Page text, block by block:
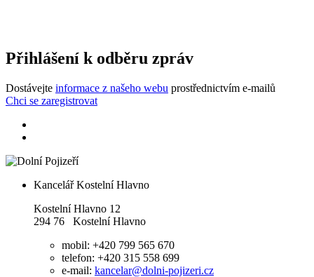
Přihlášení k odběru zpráv
Dostávejte informace z našeho webu prostřednictvím e-mailů
Chci se zaregistrovat
Kancelář Kostelní Hlavno
Kostelní Hlavno 12
294 76 Kostelní Hlavno
mobil: +420 799 565 670
telefon: +420 315 558 699
e-mail: kancelar@dolni-pojizeri.cz